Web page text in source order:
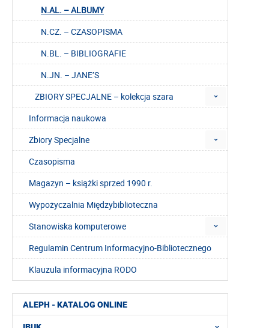
N.AL. – ALBUMY
N.CZ. – CZASOPISMA
N.BL. – BIBLIOGRAFIE
N.JN. – JANE’S
ZBIORY SPECJALNE – kolekcja szara
Informacja naukowa
Zbiory Specjalne
Czasopisma
Magazyn – książki sprzed 1990 r.
Wypożyczalnia Międzybiblioteczna
Stanowiska komputerowe
Regulamin Centrum Informacyjno-Bibliotecznego
Klauzula informacyjna RODO
ALEPH - KATALOG ONLINE